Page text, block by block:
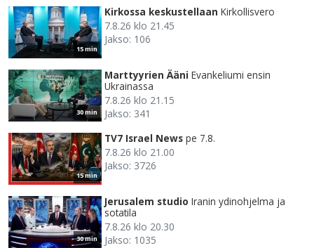
15 min
Kirkossa keskustellaan Kirkollisvero
7.8.26 klo 21.45
Jakso: 106
30 min
Marttyyrien Ääni Evankeliumi ensin
Ukrainassa
7.8.26 klo 21.15
Jakso: 341
15 min
TV7 Israel News pe 7.8.
7.8.26 klo 21.00
Jakso: 3726
30 min
Jerusalem studio Iranin ydinohjelma ja
sotatila
7.8.26 klo 20.30
Jakso: 1035